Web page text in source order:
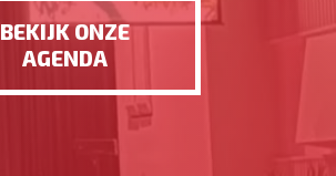
BEKIJK ONZE
AGENDA